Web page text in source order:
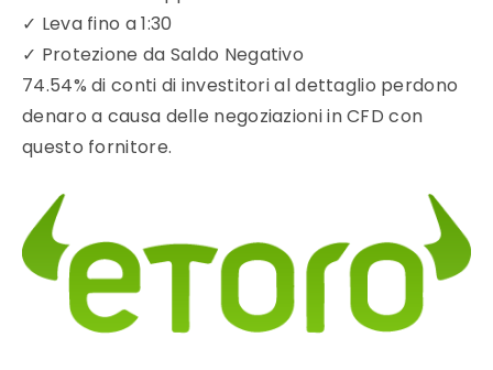
✓ Leva fino a 1:30
✓ Protezione da Saldo Negativo
74.54% di conti di investitori al dettaglio perdono
denaro a causa delle negoziazioni in CFD con
questo fornitore.